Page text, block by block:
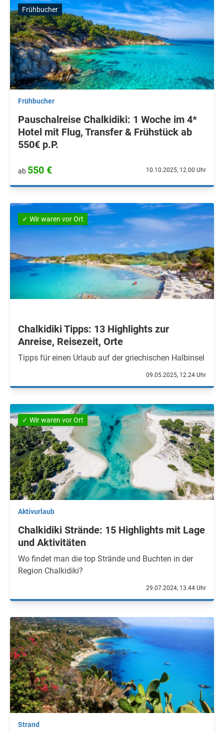
Frühbucher
Frühbucher
Pauschalreise Chalkidiki: 1 Woche im 4*
Hotel mit Flug, Transfer & Frühstück ab
550€ p.P.
ab 550 € 10.10.2025, 12.00 Uhr
✓ Wir waren vor Ort
Chalkidiki Tipps: 13 Highlights zur
Anreise, Reisezeit, Orte
Tipps für einen Urlaub auf der griechischen Halbinsel
09.05.2025, 12.24 Uhr
✓ Wir waren vor Ort
Aktivurlaub
Chalkidiki Strände: 15 Highlights mit Lage
und Aktivitäten
Wo findet man die top Strände und Buchten in der
Region Chalkidiki?
29.07.2024, 13.44 Uhr
Strand